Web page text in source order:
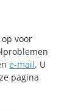
voor
e-mail. U
pagina